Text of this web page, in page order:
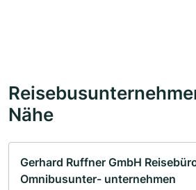
Nähe
Gerhard Ruffner GmbH
Omnibusunter- unternehmen